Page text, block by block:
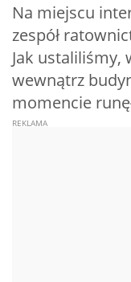
Na miejscu
zespół
Jak ustaliliśmy,
wewnątrz
momencie